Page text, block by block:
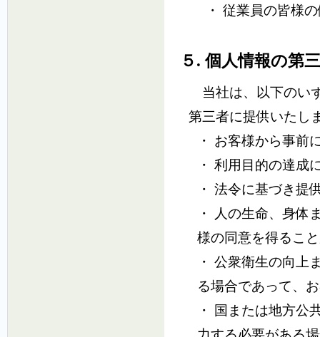
・ 従業員の皆様
５. 個人情報の第
当社は、以下のい
第三者に提供いたし
・ お客様から事前
・ 利用目的の達成
・ 法令に基づき提
・ 人の生命、身体
様の同意を得るこ
・ 公衆衛生の向上
る場合であって、
・ 国または地方公